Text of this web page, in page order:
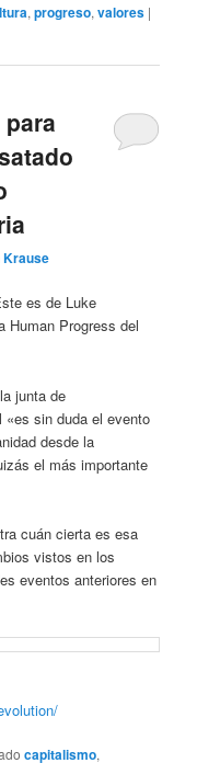
,progreso,valores |
Krause
es de Luke
Human Progress del
junta de
«es sin duda el evento
desde la
el más importante
cuán cierta es esa
vistos en los
eventos anteriores en
capitalismo,